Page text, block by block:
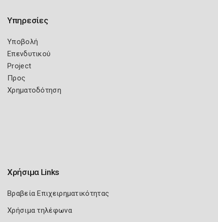
Υπηρεσίες
Υποβολή
Επενδυτικού
Project
Προς
Χρηματοδότηση
Χρήσιμα Links
Βραβεία Επιχειρηματικότητας
Χρήσιμα τηλέφωνα